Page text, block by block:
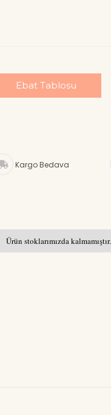
Ebat Tablosu
Kargo Bedava
Ürün stoklarımızda kalmamıştır.